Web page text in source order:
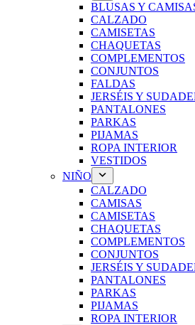
BLUSAS Y
CALZADO
CAMISETAS
CHAQUETAS
COMPLEMENTOS
CONJUNTOS
FALDAS
JERSÉIS Y
PANTALONES
PARKAS
PIJAMAS
ROPA INTERIOR
VESTIDOS
NIÑO
CALZADO
CAMISAS
CAMISETAS
CHAQUETAS
COMPLEMENTOS
CONJUNTOS
JERSÉIS Y
PANTALONES
PARKAS
PIJAMAS
ROPA INTERIOR